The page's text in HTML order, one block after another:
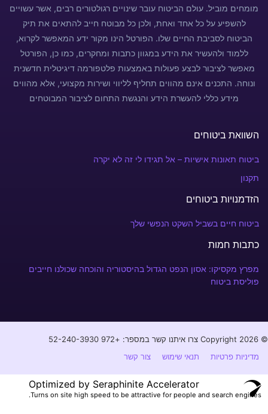
מומחים מוביל. עולם הביטוח עובר שינויים רגולטורים רבים, אשר עשויים
להשפיע על כל אחד ואחת, ולכן כל מבוטח חייב להתאים את תיק
הביטוח לסביבת החיים שלו. הפורטל הינו מקור ידע המאפשר לקרוא,
ללמוד ולהעשיר את הידע במגוון כתבות ומחקרים, כמו כן, הפורטל
מאפשר לציבור לבצע פעולות באמצעות פלטפורמה דיגיטלית חדשנית
ונוחה. התכנים אינם מהווים תחליף לליווי ושירות מקצועי, אלא מהווים
מידע כללי להעשרת הידע והנגשת התחום לציבור המבוטחים
השוואת ביטוחים
ביטוח תאונות אישיות – אל תגידו לי זה לא יקרה
תקנון
הזדמנויות ביטוחים
ביטוח חיים בשביל השקט הנפשי שלך
כתבות חמות
מפרץ מקסיקו: אסון הנפט הגדול בהיסטוריה והוכחה שכולנו חייבים
פוליסת ביטוח
© Copyright 2026 צרו איתנו קשר במספר: +972 52-240-3930⁩
מדיניות פרטיות
תנאי שימוש צור קשר
Optimized by Seraphinite Accelerator
Turns on site high speed to be attractive for people and search engines.